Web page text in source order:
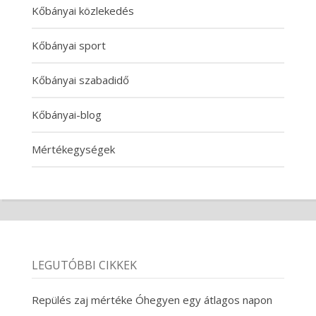
Kőbányai közlekedés
Kőbányai sport
Kőbányai szabadidő
Kőbányai-blog
Mértékegységek
LEGUTÓBBI CIKKEK
Repülés zaj mértéke Óhegyen egy átlagos napon